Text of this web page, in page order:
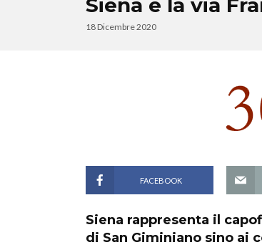
Siena e la via
18 Dicembre 2020
FACEBOOK
Siena rappresenta il
di San Giminiano sino ai